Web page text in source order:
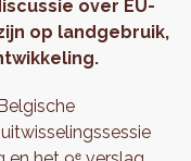
over EU-
op landgebruik,